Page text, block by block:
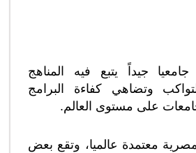
جيداً يتبع فيه المناهج
لتواكب وتضاهي كفاءة البرامج
على مستوى العالم.
معتمدة عالميا، وتقع بعض